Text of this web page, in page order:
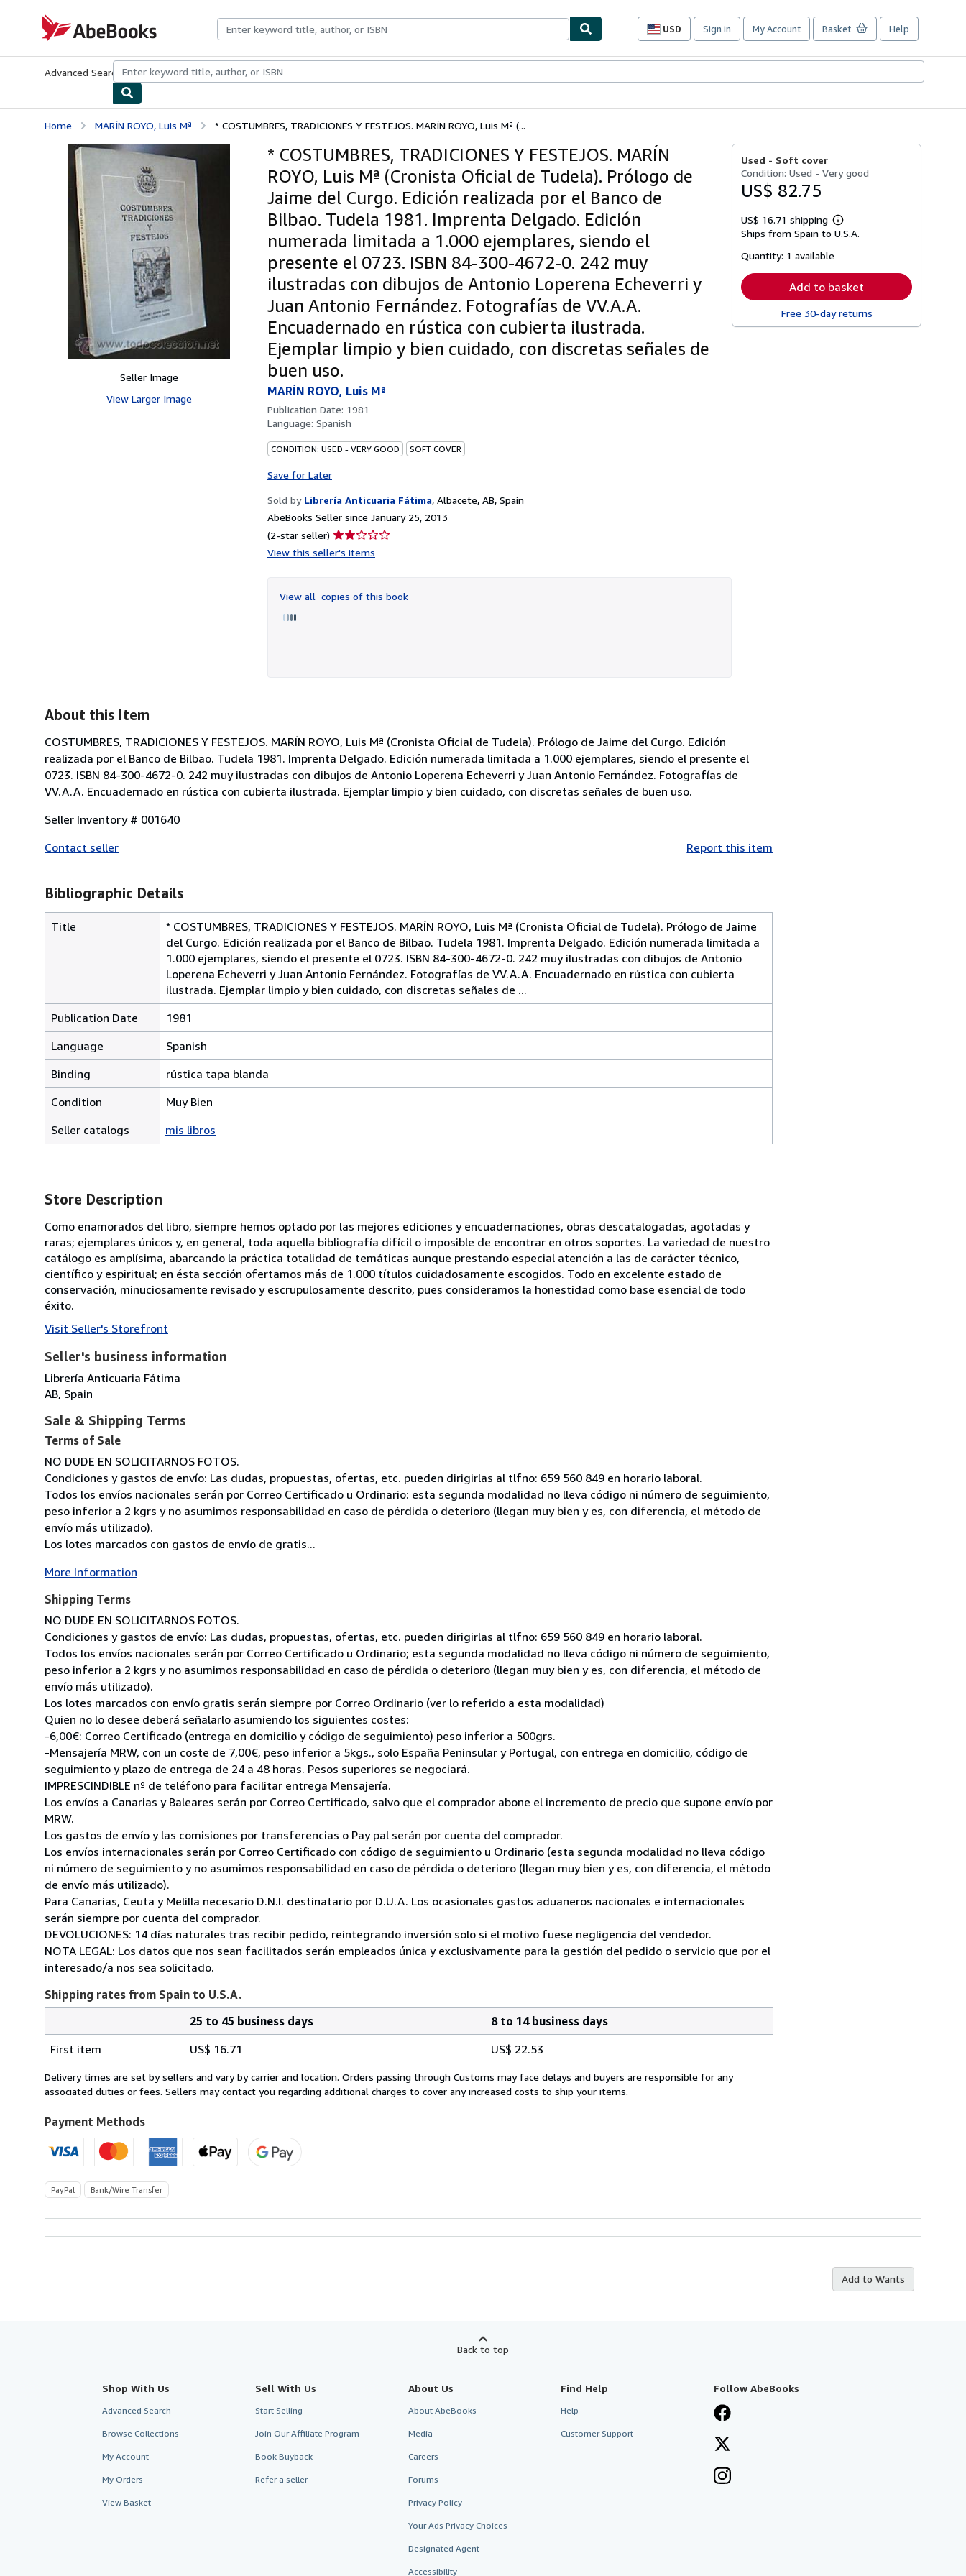
AbeBooks.com
USD
Site
preferences
Sign in My Account Basket Help
Advanced Search Browse CollectionsRare BooksArt & Collectibles
Home MARÍN ROYO, Luis Mª * COSTUMBRES, TRADICIONES Y FESTEJOS. MARÍN ROYO, Luis Mª (...
Seller Image
View Larger Image
* COSTUMBRES, TRADICIONES Y FESTEJOS. MARÍN
ROYO, Luis Mª (Cronista Oficial de Tudela). Prólogo de
Jaime del Curgo. Edición realizada por el Banco de
Bilbao. Tudela 1981. Imprenta Delgado. Edición
numerada limitada a 1.000 ejemplares, siendo el
presente el 0723. ISBN 84-300-4672-0. 242 muy
ilustradas con dibujos de Antonio Loperena Echeverri y
Juan Antonio Fernández. Fotografías de VV.A.A.
Encuadernado en rústica con cubierta ilustrada.
Ejemplar limpio y bien cuidado, con discretas señales de
buen uso.
MARÍN ROYO, Luis Mª
Publication Date: 1981
Language: Spanish
CONDITION: USED - VERY GOOD SOFT COVER
Save for Later
Sold by Librería Anticuaria Fátima, Albacete, AB, Spain
AbeBooks Seller since January 25, 2013
(2-star seller) Seller
rating
of
5
View this seller's items
View all copies of this book
Used - Soft cover
Condition: Used - Very good
US$ 82.75
US$ 16.71 shipping
Learn
more
Ships from Spain to U.S.A.
Quantity: 1 available
Add to basket
Free 30-day returns
About this Item
COSTUMBRES, TRADICIONES Y FESTEJOS. MARÍN ROYO, Luis Mª (Cronista Oficial de Tudela). Prólogo de Jaime del Curgo. Edición
realizada por el Banco de Bilbao. Tudela 1981. Imprenta Delgado. Edición numerada limitada a 1.000 ejemplares, siendo el presente el
0723. ISBN 84-300-4672-0. 242 muy ilustradas con dibujos de Antonio Loperena Echeverri y Juan Antonio Fernández. Fotografías de
VV.A.A. Encuadernado en rústica con cubierta ilustrada. Ejemplar limpio y bien cuidado, con discretas señales de buen uso.
Seller Inventory # 001640
Contact seller
Report this item
Bibliographic Details
Title
* COSTUMBRES, TRADICIONES Y FESTEJOS. MARÍN ROYO, Luis Mª (Cronista Oficial de Tudela). Prólogo de Jaime
del Curgo. Edición realizada por el Banco de Bilbao. Tudela 1981. Imprenta Delgado. Edición numerada limitada a
1.000 ejemplares, siendo el presente el 0723. ISBN 84-300-4672-0. 242 muy ilustradas con dibujos de Antonio
Loperena Echeverri y Juan Antonio Fernández. Fotografías de VV.A.A. Encuadernado en rústica con cubierta
ilustrada. Ejemplar limpio y bien cuidado, con discretas señales de ...
Publication Date
1981
Language
Spanish
Binding
rústica tapa blanda
Condition
Muy Bien
Seller catalogs
mis libros
Store Description
Como enamorados del libro, siempre hemos optado por las mejores ediciones y encuadernaciones, obras descatalogadas, agotadas y
raras; ejemplares únicos y, en general, toda aquella bibliografía difícil o imposible de encontrar en otros soportes. La variedad de nuestro
catálogo es amplísima, abarcando la práctica totalidad de temáticas aunque prestando especial atención a las de carácter técnico,
científico y espiritual; en ésta sección ofertamos más de 1.000 títulos cuidadosamente escogidos. Todo en excelente estado de
conservación, minuciosamente revisado y escrupulosamente descrito, pues consideramos la honestidad como base esencial de todo
éxito.
Visit Seller's Storefront
Seller's business information
Librería Anticuaria Fátima
AB, Spain
Sale & Shipping Terms
Terms of Sale
NO DUDE EN SOLICITARNOS FOTOS.
Condiciones y gastos de envío: Las dudas, propuestas, ofertas, etc. pueden dirigirlas al tlfno: 659 560 849 en horario laboral.
Todos los envíos nacionales serán por Correo Certificado u Ordinario: esta segunda modalidad no lleva código ni número de seguimiento,
peso inferior a 2 kgrs y no asumimos responsabilidad en caso de pérdida o deterioro (llegan muy bien y es, con diferencia, el método de
envío más utilizado).
Los lotes marcados con gastos de envío de gratis...
More Information
Shipping Terms
NO DUDE EN SOLICITARNOS FOTOS.
Condiciones y gastos de envío: Las dudas, propuestas, ofertas, etc. pueden dirigirlas al tlfno: 659 560 849 en horario laboral.
Todos los envíos nacionales serán por Correo Certificado u Ordinario; esta segunda modalidad no lleva código ni número de seguimiento,
peso inferior a 2 kgrs y no asumimos responsabilidad en caso de pérdida o deterioro (llegan muy bien y es, con diferencia, el método de
envío más utilizado).
Los lotes marcados con envío gratis serán siempre por Correo Ordinario (ver lo referido a esta modalidad)
Quien no lo desee deberá señalarlo asumiendo los siguientes costes:
-6,00€: Correo Certificado (entrega en domicilio y código de seguimiento) peso inferior a 500grs.
-Mensajería MRW, con un coste de 7,00€, peso inferior a 5kgs., solo España Peninsular y Portugal, con entrega en domicilio, código de
seguimiento y plazo de entrega de 24 a 48 horas. Pesos superiores se negociará.
IMPRESCINDIBLE nº de teléfono para facilitar entrega Mensajería.
Los envíos a Canarias y Baleares serán por Correo Certificado, salvo que el comprador abone el incremento de precio que supone envío por
MRW.
Los gastos de envío y las comisiones por transferencias o Pay pal serán por cuenta del comprador.
Los envíos internacionales serán por Correo Certificado con código de seguimiento u Ordinario (esta segunda modalidad no lleva código
ni número de seguimiento y no asumimos responsabilidad en caso de pérdida o deterioro (llegan muy bien y es, con diferencia, el método
de envío más utilizado).
Para Canarias, Ceuta y Melilla necesario D.N.I. destinatario por D.U.A. Los ocasionales gastos aduaneros nacionales e internacionales
serán siempre por cuenta del comprador.
DEVOLUCIONES: 14 días naturales tras recibir pedido, reintegrando inversión solo si el motivo fuese negligencia del vendedor.
NOTA LEGAL: Los datos que nos sean facilitados serán empleados única y exclusivamente para la gestión del pedido o servicio que por el
interesado/a nos sea solicitado.
Shipping rates from Spain to U.S.A.
rates
from
Spain
U.S.A.
25 to 45 business days
8 to 14 business days
First item
US$ 16.71 US$ 22.53
Delivery times are set by sellers and vary by carrier and location. Orders passing through Customs may face delays and buyers are responsible for any
associated duties or fees. Sellers may contact you regarding additional charges to cover any increased costs to ship your items.
Payment Methods
PayPal Bank/Wire Transfer
Add to Wants
Back to top
Shop With Us
Advanced Search
Browse Collections
My Account
My Orders
View Basket
Sell With Us
Start Selling
Join Our Affiliate Program
Book Buyback
Refer a seller
About Us
About AbeBooks
Media
Careers
Forums
Privacy Policy
Your Ads Privacy Choices
Designated Agent
Accessibility
Find Help
Help
Customer Support
Follow AbeBooks